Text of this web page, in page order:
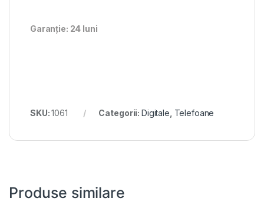
Garanție: 24 luni
SKU:1061 Categorii: Digitale Telefoane
Produse similare